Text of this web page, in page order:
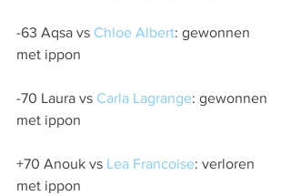
-63 Aqsa vs Chloe Albert: gewonnen
met ippon
-70 Laura vs Carla Lagrange: gewonnen
met ippon
+70 Anouk vs Lea Francoise: verloren
met ippon